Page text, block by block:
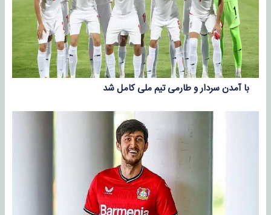
با آمدن سردار و طارمی تیم ملی کامل شد